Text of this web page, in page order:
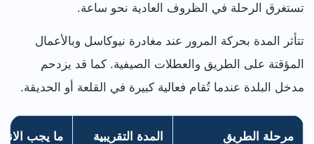
تستغرق الرحلة في الظروف العادية نحو ساعة.
تتأثر المدة بحركة المرور عند مغادرة نيوكاسل وبالأعمال
المؤقتة على الطريق والعطلات الصيفية. كما قد يزدحم
مدخل البلدة عندما تُقام فعالية كبيرة في القلعة أو الحديقة.
مرحلة الطريق المدة التقريبية ما يجب